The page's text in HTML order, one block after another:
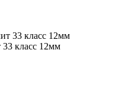
класс 12мм